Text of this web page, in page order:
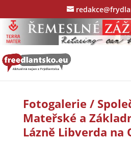
Fotogalerie /
Mateřské a
Lázně Libverda na